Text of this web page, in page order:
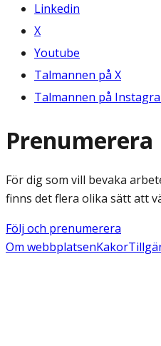
Linkedin
X
Youtube
Talmannen på X
Talmannen på
Prenumerera
För dig som vill bevaka
finns det flera olika sätt att
Följ och prenumerera
Om webbplatsenKakor